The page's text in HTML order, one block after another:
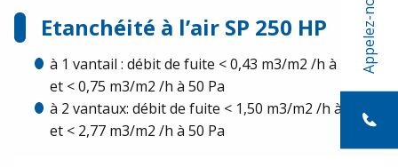
Appelez-nous
Etanchéité à l’air SP 250 HP
à 1 vantail : débit de fuite < 0,43 m3/m2 /h à 20 Pa
et < 0,75 m3/m2 /h à 50 Pa
à 2 vantaux: débit de fuite < 1,50 m3/m2 /h à 20 Pa
et < 2,77 m3/m2 /h à 50 Pa